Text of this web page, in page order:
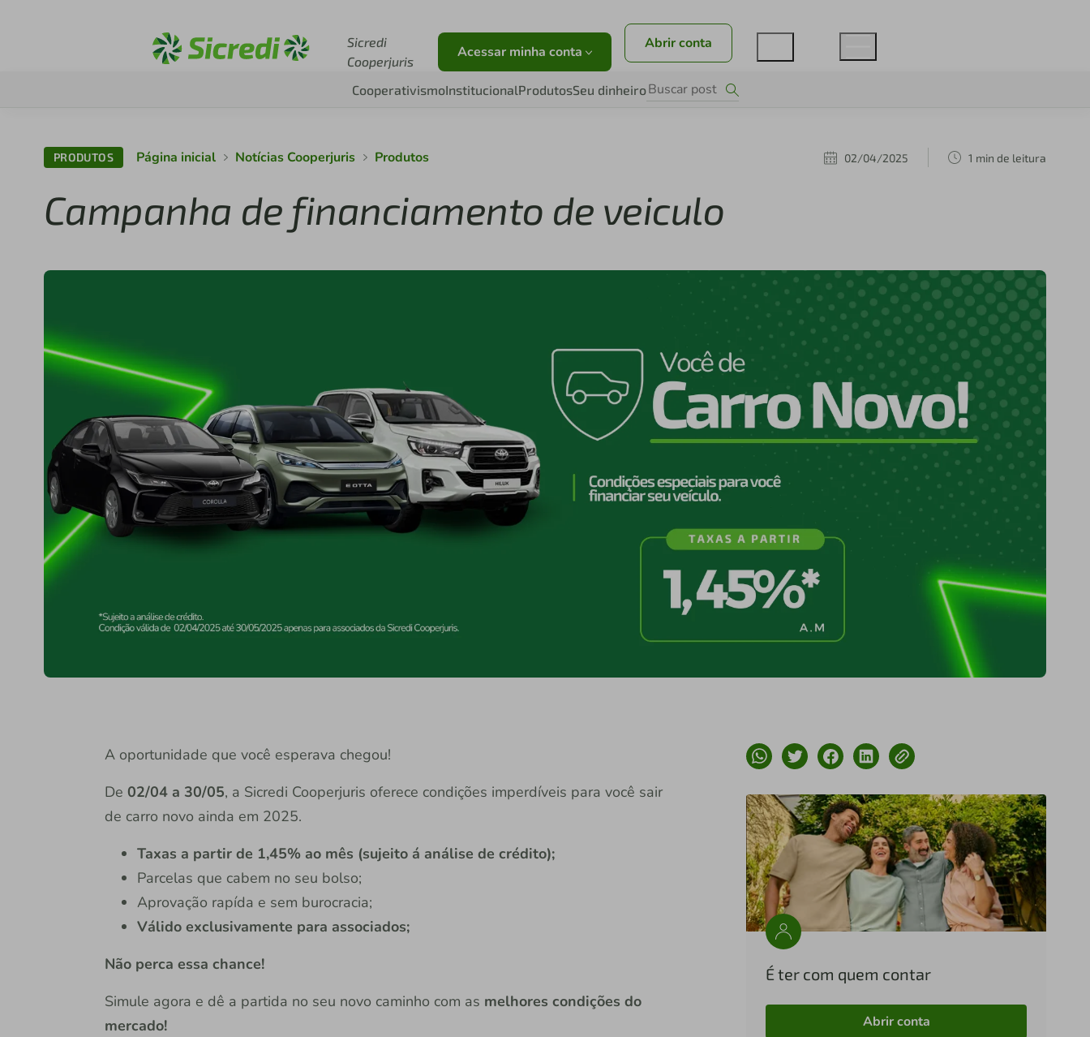
Sicredi
Cooperjuris
Acessar minha conta Abrir conta
CooperativismoInstitucionalProdutosSeu dinheiro
PRODUTOS Página inicial Notícias Cooperjuris Produtos 02/04/2025 1 min de leitura
Campanha de financiamento de veiculo
A oportunidade que você esperava chegou!
De 02/04 a 30/05, a Sicredi Cooperjuris oferece condições imperdíveis para você sair
de carro novo ainda em 2025.
Taxas a partir de 1,45% ao mês (sujeito á análise de crédito);
Parcelas que cabem no seu bolso;
Aprovação rapída e sem burocracia;
Válido exclusivamente para associados;
Não perca essa chance!
Simule agora e dê a partida no seu novo caminho com as melhores condições do
mercado!
É ter com quem contar
Abrir conta